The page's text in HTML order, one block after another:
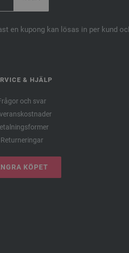
en kupong kan lösas in per kund
& HJÄLP
och svar
Returneringar
KÖPET